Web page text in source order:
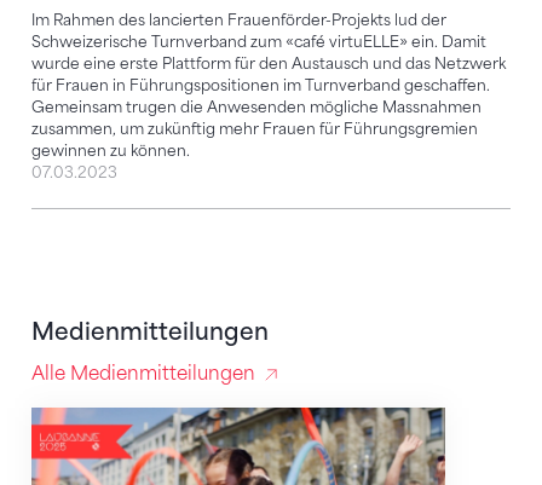
Im Rahmen des lancierten Frauenförder-Projekts lud der
Schweizerische Turnverband zum «café virtuELLE» ein. Damit
wurde eine erste Plattform für den Austausch und das Netzwerk
für Frauen in Führungspositionen im Turnverband geschaffen.
Gemeinsam trugen die Anwesenden mögliche Massnahmen
zusammen, um zukünftig mehr Frauen für Führungsgremien
gewinnen zu können.
07.03.2023
Medienmitteilungen
Alle Medienmitteilungen
Turnen ist der beliebteste Breitensport in der